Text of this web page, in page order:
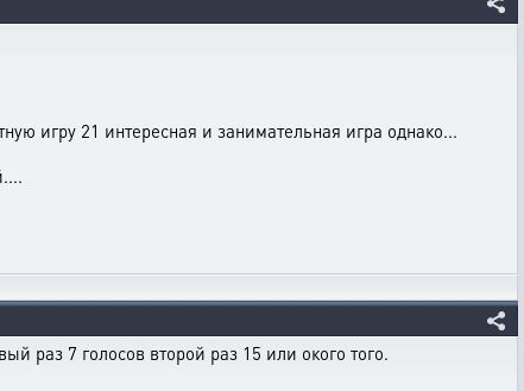
игру 21 интересная и занимательная игра однако...
раз 7 голосов второй раз 15 или окого того.